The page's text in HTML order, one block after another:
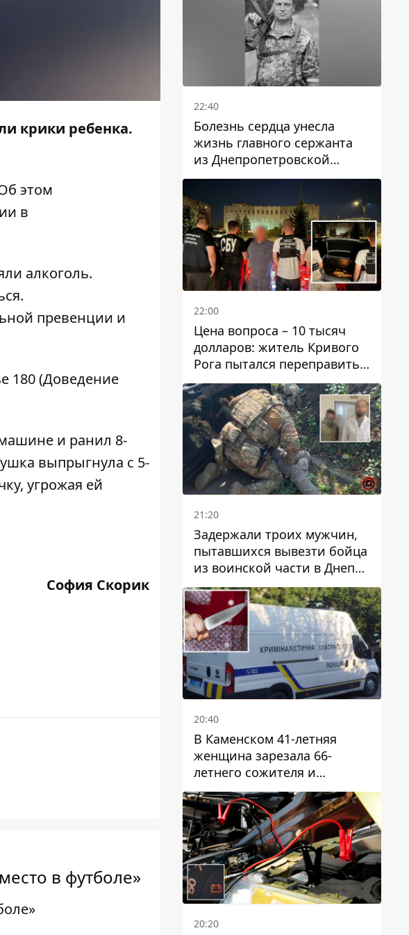
крики ребенка.
этом
в
алкоголь.
превенции и
180 (Доведение
и ранил 8-
выпрыгнула с 5-
угрожая ей
София Скорик
в футболе»
22:40
Болезнь сердца унесла
жизнь главного сержанта
из Днепропетровской
области Юрия Свистуна
22:00
Цена вопроса – 10 тысяч
долларов: житель Кривого
Рога пытался переправить
мужчину в Словакию
21:20
Задержали троих мужчин,
пытавшихся вывезти бойца
из воинской части в Днепр
за 7 тысяч долларов: среди
них был врач
20:40
В Каменском 41-летняя
женщина зарезала 66-
летнего сожителя и
пыталась обмануть
полицейских
20:20